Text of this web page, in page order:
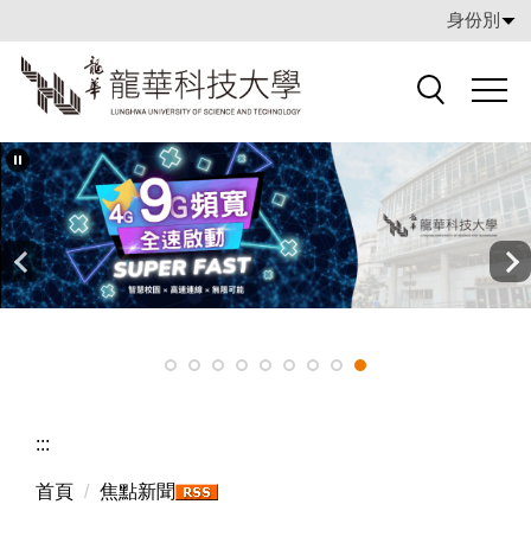
到
主
容
區
身份別
:::
首頁 焦點新聞